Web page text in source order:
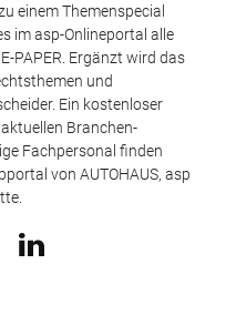
einem Themenspecial
im asp-Onlineportal alle
PAPER. Ergänzt wird das
und
Ein kostenloser
Branchen-
Fachpersonal finden
von AUTOHAUS, asp